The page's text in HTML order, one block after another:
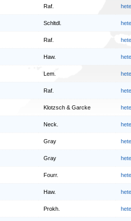
Raf.
Schltdl.
Raf.
Haw.
Lem.
Raf.
Klotzsch & Garcke
Neck.
Gray
Gray
Fourr.
Haw.
Prokh.